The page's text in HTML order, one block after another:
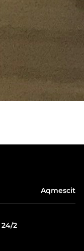
Aqmescit
24/2